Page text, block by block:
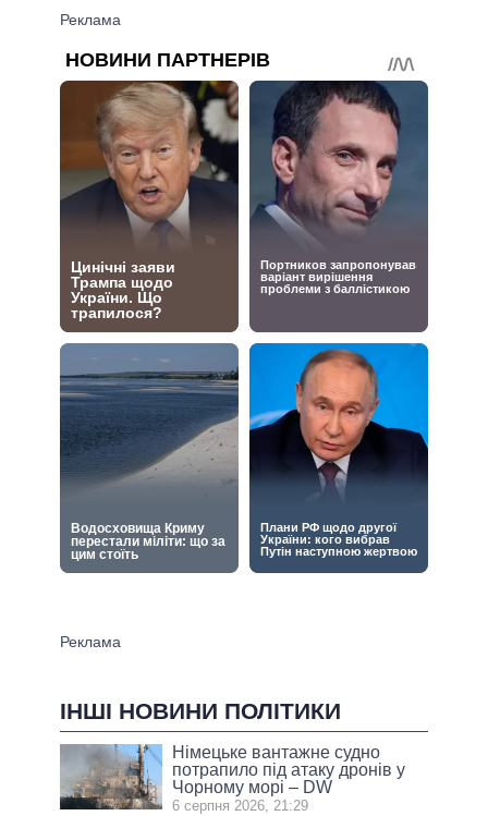
ІНШІ НОВИНИ ПОЛІТИКИ
Німецьке вантажне судно
потрапило під атаку дронів у
Чорному морі – DW
6 серпня 2026, 21:29